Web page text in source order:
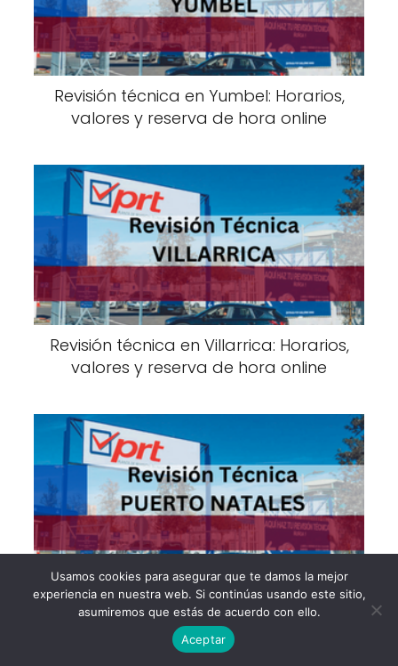
Revisión técnica en Yumbel: Horarios,
valores y reserva de hora online
Revisión técnica en Villarrica: Horarios,
valores y reserva de hora online
Revisión técnica en Puerto Natales:
Horarios, valores y reserva de hora
online
Usamos cookies para asegurar que te damos la mejor
experiencia en nuestra web. Si continúas usando este sitio,
asumiremos que estás de acuerdo con ello.
Aceptar